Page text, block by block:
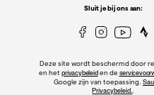
Sluit je bij ons aan:
Deze site wordt beschermd door
en hetprivacybeleiden de
Google zijn van toepassing.
Privacybeleid.